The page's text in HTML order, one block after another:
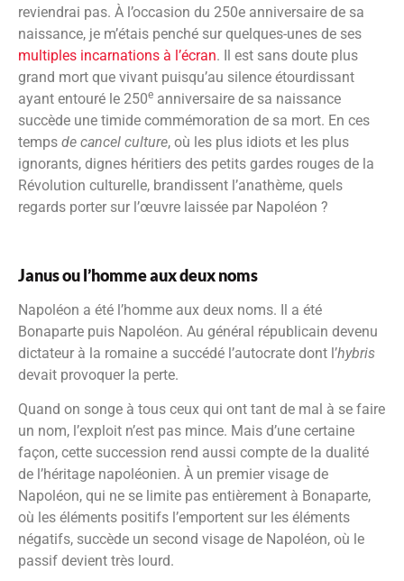
reviendrai pas. À l’occasion du 250e anniversaire de sa
naissance, je m’étais penché sur quelques-unes de ses
multiples incarnations à l’écran. Il est sans doute plus
grand mort que vivant puisqu’au silence étourdissant
ayant entouré le 250e anniversaire de sa naissance
succède une timide commémoration de sa mort. En ces
temps de cancel culture, où les plus idiots et les plus
ignorants, dignes héritiers des petits gardes rouges de la
Révolution culturelle, brandissent l’anathème, quels
regards porter sur l’œuvre laissée par Napoléon ?
Janus ou l’homme aux deux noms
Napoléon a été l’homme aux deux noms. Il a été
Bonaparte puis Napoléon. Au général républicain devenu
dictateur à la romaine a succédé l’autocrate dont l’hybris
devait provoquer la perte.
Quand on songe à tous ceux qui ont tant de mal à se faire
un nom, l’exploit n’est pas mince. Mais d’une certaine
façon, cette succession rend aussi compte de la dualité
de l’héritage napoléonien. À un premier visage de
Napoléon, qui ne se limite pas entièrement à Bonaparte,
où les éléments positifs l’emportent sur les éléments
négatifs, succède un second visage de Napoléon, où le
passif devient très lourd.